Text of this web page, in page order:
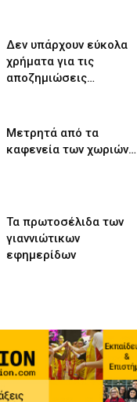
Δεν υπάρχουν εύκολα
χρήματα για τις
αποζημιώσεις…
Μετρητά από τα
καφενεία των χωριών…
Τα πρωτοσέλιδα των
γιαννιώτικων
εφημερίδων